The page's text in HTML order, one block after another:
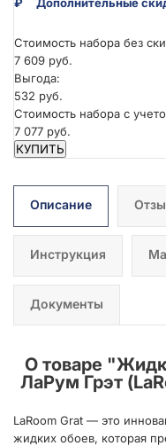
Стоимость набора без
7 609 руб.
Выгода:
532 руб.
Стоимость набора с
7 077 руб.
КУПИТЬ
Описание
Инструкция
Документы
О товаре "
ЛаРум Грэт
LaRoom Grat — это
жидких обоев, которая